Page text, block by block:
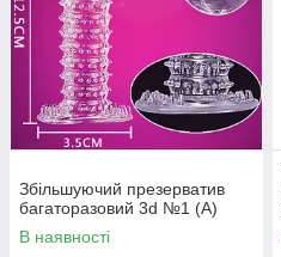
Збільшуючий презерватив
багаторазовий 3d №1 (А)
В наявності